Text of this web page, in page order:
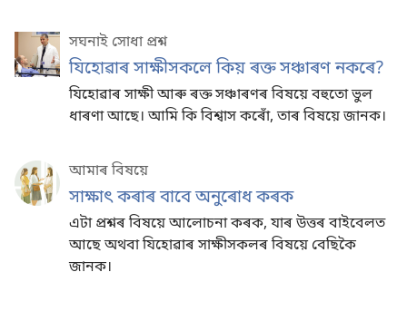
সঘনাই সোধা প্ৰশ্ন
যিহোৱাৰ সাক্ষীসকলে কিয় ৰক্ত সঞ্চাৰণ নকৰে?
যিহোৱাৰ সাক্ষী আৰু ৰক্ত সঞ্চাৰণৰ বিষয়ে বহুতো ভুল
ধাৰণা আছে। আমি কি বিশ্বাস কৰোঁ, তাৰ বিষয়ে জানক।
আমাৰ বিষয়ে
সাক্ষাৎ কৰাৰ বাবে অনুৰোধ কৰক
এটা প্ৰশ্নৰ বিষয়ে আলোচনা কৰক, যাৰ উত্তৰ বাইবেলত
আছে অথবা যিহোৱাৰ সাক্ষীসকলৰ বিষয়ে বেছিকৈ
জানক।